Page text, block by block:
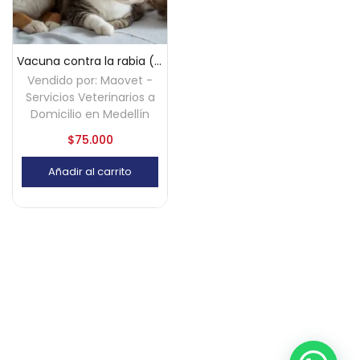
Vacuna contra la rabia (perros y gatos) a domicilio – Medellín
Vendido por: Maovet -
Servicios Veterinarios a
Domicilio en Medellín
$75.000
Añadir al carrito